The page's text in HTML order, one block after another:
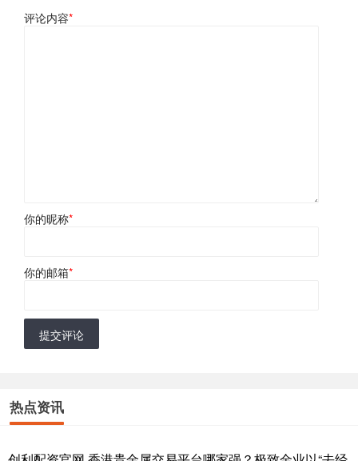
评论内容*
你的昵称*
你的邮箱*
提交评论
热点资讯